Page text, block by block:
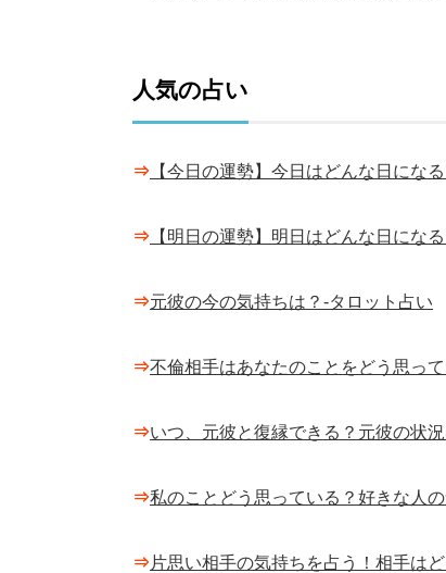
人気の占い
⇒ 【今日の運勢】今日はどんな日にな
⇒ 【明日の運勢】明日はどんな日にな
⇒元彼の今の気持ちは？-タロット占い
⇒不倫相手はあなたのことをどう思っ
⇒いつ、元彼と復縁できる？元彼の状
⇒私のことどう思っている？好きな人
⇒片思い相手の気持ちを占う！相手は